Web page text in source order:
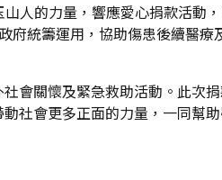
人的力量，響應愛心捐款活動
府統籌運用，協助傷患後續醫療
會關懷及緊急救助活動。此次
社會更多正面的力量，一同幫